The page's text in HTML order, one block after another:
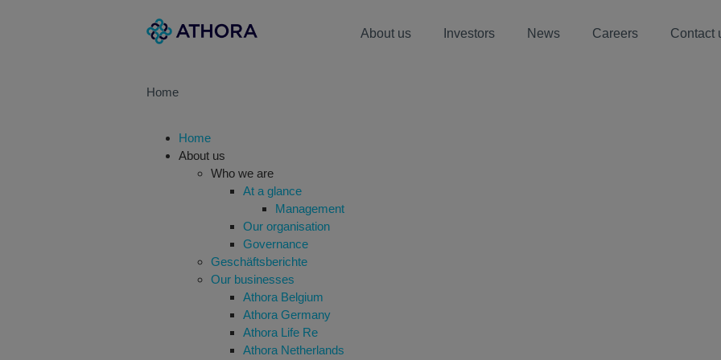
About us Investors News Careers Contact
Home
Main
navigation
Home
About us
Who we are
At a glance
Management
Our organisation
Governance
Geschäftsberichte
Our businesses
Athora Belgium
Athora Germany
Athora Life Re
Athora Netherlands